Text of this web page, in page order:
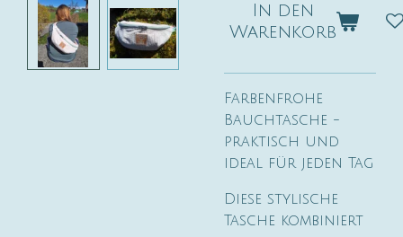
In den
Warenkorb
Farbenfrohe
Bauchtasche -
praktisch und
ideal für jeden Tag
Diese stylische
Tasche kombiniert